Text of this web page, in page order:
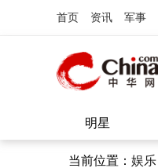
首页 资讯 军事
明星
当前位置： 娱乐